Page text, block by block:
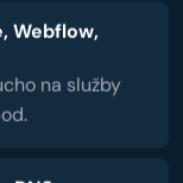
Webflow,
na služby